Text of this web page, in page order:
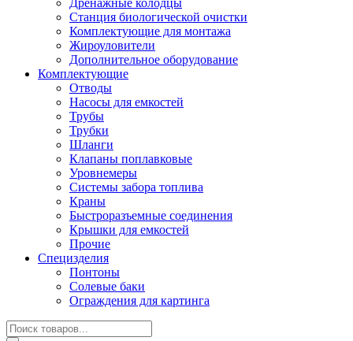
Дренажные колодцы
Станция биологической очистки
Комплектующие для монтажа
Жироуловители
Дополнительное оборудование
Комплектующие
Отводы
Насосы для емкостей
Трубы
Трубки
Шланги
Клапаны поплавковые
Уровнемеры
Системы забора топлива
Краны
Быстроразъемные соединения
Крышки для емкостей
Прочие
Специзделия
Понтоны
Солевые баки
Ограждения для картинга
Поиск